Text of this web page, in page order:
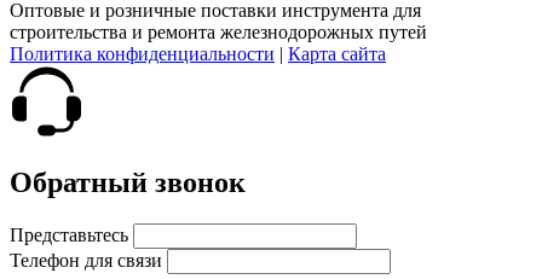
Оптовые и розничные поставки инструмента для
строительства и ремонта железнодорожных путей
Политика конфиденциальности | Карта сайта
Обратный звонок
Представьтесь
Телефон для связи